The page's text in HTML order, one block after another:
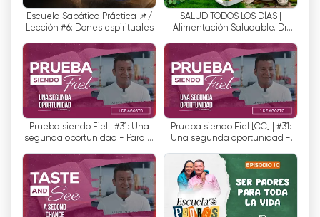
에스페란자 TV는 또한 시청자들이 예수님에 대해 더
많이 배울 수 있도록 다양한 특별 프로그램을 제공합
니다. 이러한 프로그램에는 간증 프로그램, 토론 프
로그램, 영적 성찰 프로그램이 포함됩니다. 이러한
프로그램은 시청자가 예수님의 생애에 대해 더 많이
배우고 그분과 연결되도록 도와줍니다.
에스페란자 TV는 더 나은 세상을 위한 진정한 희망
으로 예수님을 소개하고자 하는 기독교 텔레비전 채
널입니다. 이 커뮤니케이션 네트워크는 시청자가 예
수님에 대해 더 많이 배우고 더 의미 있는 삶을 살 수
있도록 다양한 프로그램을 제공합니다. 이 프로그램
Escuela Sabática Práctica 📌/
Lección #6: Dones espirituales
SALUD TODOS LOS DÍAS |
Alimentación Saludable. Dr.
Prueba siendo Fiel | #31: Una
segunda oportunidad - Para el
Prueba siendo Fiel [CC] | #31:
Una segunda oportunidad -
2026